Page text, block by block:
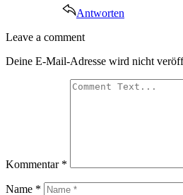
Antworten
Leave
comment
Leave a comment
Deine E-Mail-Adresse wird nicht
Kommentar *
Name *